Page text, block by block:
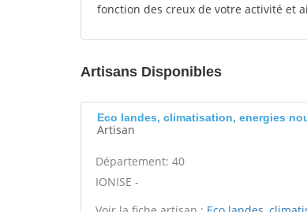
fonction des creux de votre activité et
Artisans Disponibles
Eco landes, climatisation, energies
Artisan
Département: 40
IONISE -